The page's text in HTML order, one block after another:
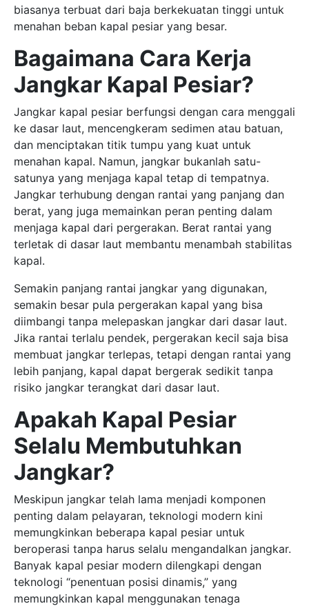
biasanya terbuat dari baja berkekuatan tinggi untuk
menahan beban kapal pesiar yang besar.
Bagaimana Cara Kerja
Jangkar Kapal Pesiar?
Jangkar kapal pesiar berfungsi dengan cara menggali
ke dasar laut, mencengkeram sedimen atau batuan,
dan menciptakan titik tumpu yang kuat untuk
menahan kapal. Namun, jangkar bukanlah satu-
satunya yang menjaga kapal tetap di tempatnya.
Jangkar terhubung dengan rantai yang panjang dan
berat, yang juga memainkan peran penting dalam
menjaga kapal dari pergerakan. Berat rantai yang
terletak di dasar laut membantu menambah stabilitas
kapal.
Semakin panjang rantai jangkar yang digunakan,
semakin besar pula pergerakan kapal yang bisa
diimbangi tanpa melepaskan jangkar dari dasar laut.
Jika rantai terlalu pendek, pergerakan kecil saja bisa
membuat jangkar terlepas, tetapi dengan rantai yang
lebih panjang, kapal dapat bergerak sedikit tanpa
risiko jangkar terangkat dari dasar laut.
Apakah Kapal Pesiar
Selalu Membutuhkan
Jangkar?
Meskipun jangkar telah lama menjadi komponen
penting dalam pelayaran, teknologi modern kini
memungkinkan beberapa kapal pesiar untuk
beroperasi tanpa harus selalu mengandalkan jangkar.
Banyak kapal pesiar modern dilengkapi dengan
teknologi “penentuan posisi dinamis,” yang
memungkinkan kapal menggunakan tenaga